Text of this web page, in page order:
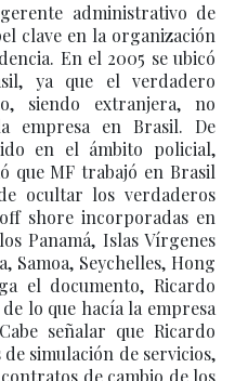
administrativo de
clave en la organización
En el 2005 se ubicó
ya que el verdadero
siendo extranjera, no
empresa en Brasil. De
en el ámbito policial,
que MF trabajó en Brasil
ocultar los verdaderos
shore incorporadas en
Panamá, Islas Vírgenes
Samoa, Seychelles, Hong
el documento, Ricardo
lo que hacía la empresa
señalar que Ricardo
simulación de servicios,
de cambio de los